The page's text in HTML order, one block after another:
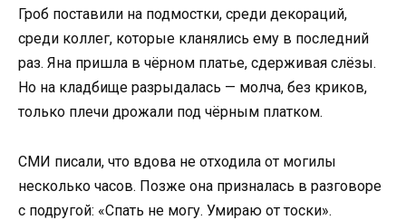
Гроб поставили на подмостки, среди декораций,
среди коллег, которые кланялись ему в последний
раз. Яна пришла в чёрном платье, сдерживая слёзы.
Но на кладбище разрыдалась — молча, без криков,
только плечи дрожали под чёрным платком.
СМИ писали, что вдова не отходила от могилы
несколько часов. Позже она призналась в разговоре
с подругой: «Спать не могу. Умираю от тоски».